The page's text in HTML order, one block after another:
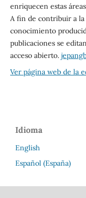
enriquecen estas
A fin de contribuir a
conocimiento
publicaciones se
acceso abierto.
Ver página web de la
Idioma
English
Español (España)